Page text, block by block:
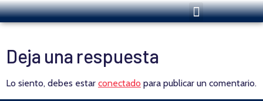
Deja una respuesta
Lo siento, debes estar conectado para publicar un comentario.